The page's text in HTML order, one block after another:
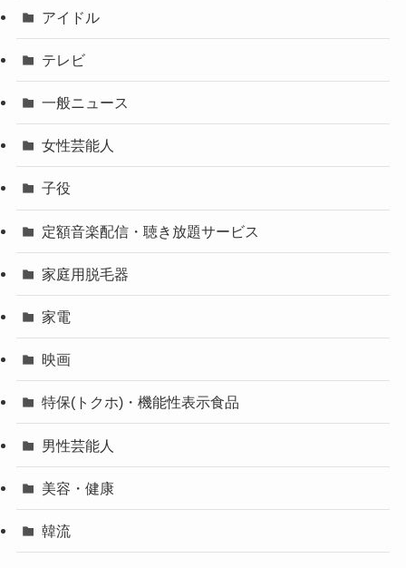
アイドル
テレビ
一般ニュース
女性芸能人
子役
定額音楽配信・聴き放題サービス
家庭用脱毛器
家電
映画
特保(トクホ)・機能性表示食品
男性芸能人
美容・健康
韓流